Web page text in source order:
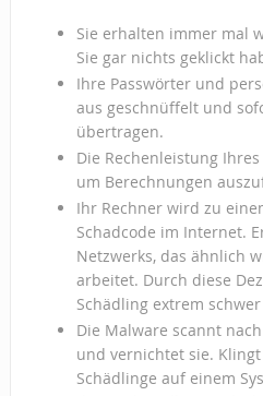
Sie erhalten immer mal
Sie gar nichts geklickt
Ihre Passwörter und
aus geschnüffelt und
übertragen.
Die Rechenleistung
um Berechnungen
Ihr Rechner wird zu
Schadcode im Internet.
Netzwerks, das ähnlich
arbeitet. Durch diese
Schädling extrem
Die Malware scannt
und vernichtet sie.
Schädlinge auf einem